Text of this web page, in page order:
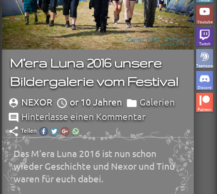
Youtube
Twitch
Teamspeak
Discord
Patreon
M’era Luna 2016 unsere
Bildergalerie vom Festival
NEXOR or 10 Jahren
Galerien
Hinterlasse einen Kommentar
Teilen
Diesen
Beitrag
Facebook
teilen.
Diesen
Beitrag
Twitter
teilen.
Diesen
Beitrag
Google+
teilen.
Diesen
Beitrag
Whatsapp
teilen.
Das M’era Luna 2016 ist nun schon
wieder Geschichte und Nexor und Tinu
waren für euch dabei.